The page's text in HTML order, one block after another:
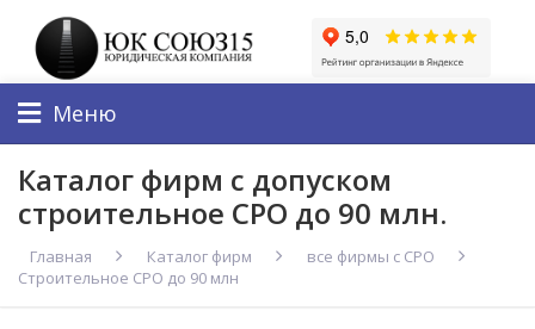
Меню
Каталог фирм с допуском
строительное СРО до 90 млн.
Главная Каталог фирм
все фирмы с СРО
Строительное СРО до 90 млн